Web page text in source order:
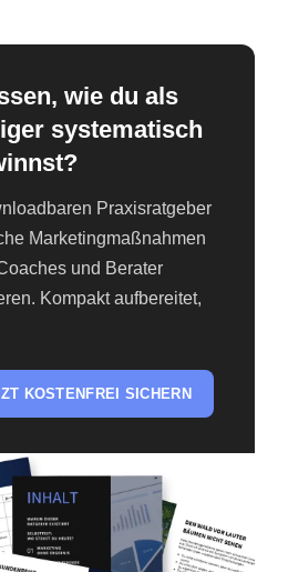
wie du als
systematisch
Praxisratgeber
Marketingmaßnahmen
und Berater
Kompakt aufbereitet,
KOSTENFREI SICHERN